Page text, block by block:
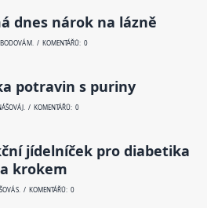
dnes nárok na lázně
M. / KOMENTÁŘŮ: 0
potravin s puriny
J. / KOMENTÁŘŮ: 0
jídelníček pro diabetika
krokem
S. / KOMENTÁŘŮ: 0